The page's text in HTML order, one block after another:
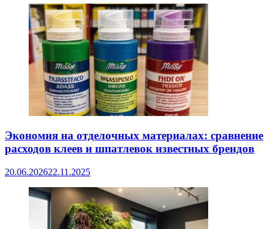
Экономия на отделочных материалах: сравнение
расходов клеев и шпатлевок известных брендов
20.06.202622.11.2025